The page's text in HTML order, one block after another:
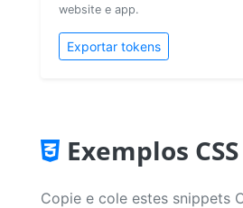
website e app.
Exportar tokens
Exemplos CSS
Copie e cole estes snippets